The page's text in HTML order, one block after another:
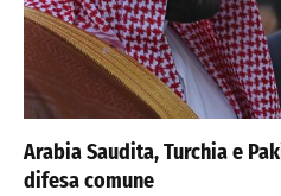
Arabia Saudita, Turchia e
difesa comune